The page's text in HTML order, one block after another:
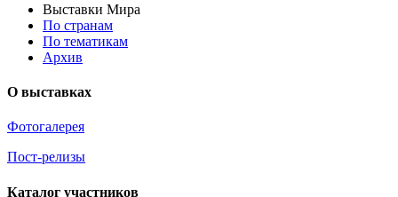
Выставки Мира
По странам
По тематикам
Архив
О выставках
Фотогалерея
Пост-релизы
Каталог участников